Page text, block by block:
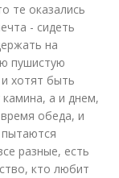
те оказались
- сидеть
на
пушистую
хотят быть
а и днем,
обеда, и
разные, есть
кто любит